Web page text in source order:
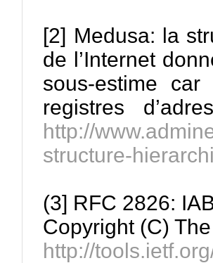
[2] Medusa: la
de l’Internet
sous-estime
registres
http://
structure-
(3] RFC 2826:
Copyright (C)
http://